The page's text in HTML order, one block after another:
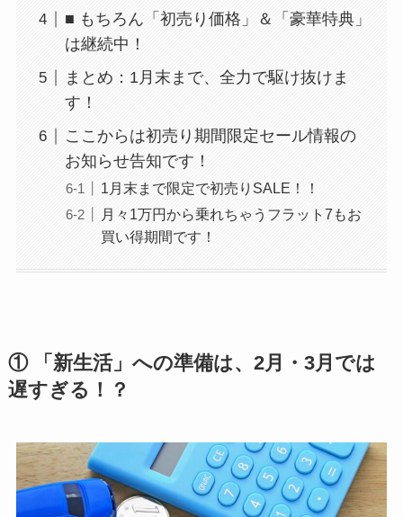
■ もちろん「初売り価格」＆「豪華特典」
は継続中！
まとめ：1月末まで、全力で駆け抜けま
す！
ここからは初売り期間限定セール情報の
お知らせ告知です！
1月末まで限定で初売りSALE！！
月々1万円から乗れちゃうフラット7もお
買い得期間です！
① 「新生活」への準備は、2月・3月では
遅すぎる！？